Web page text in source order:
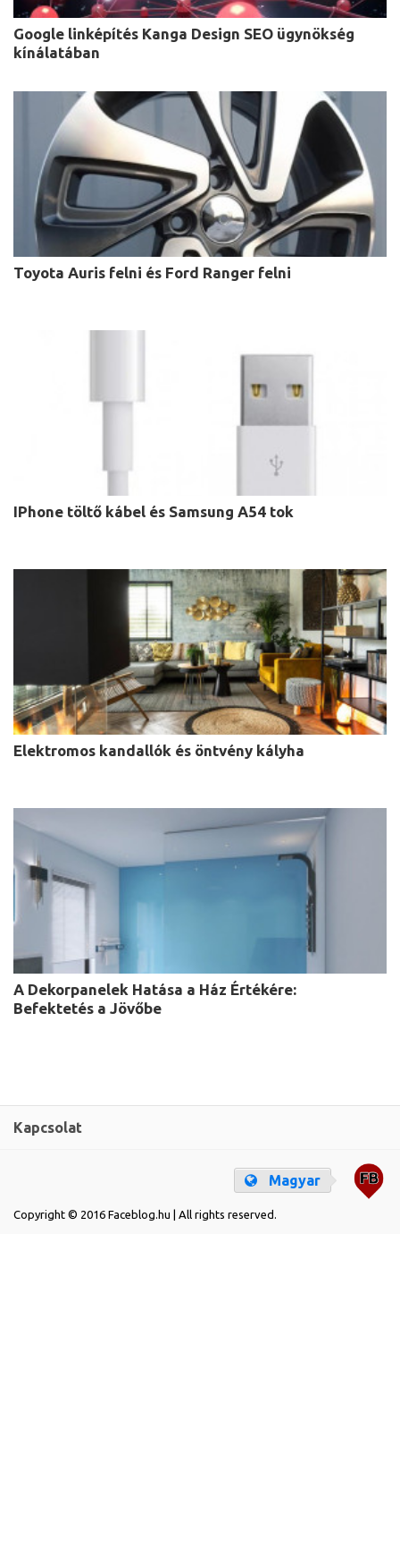
Google linképítés Kanga Design SEO ügynökség
kínálatában
Toyota Auris felni és Ford Ranger felni
IPhone töltő kábel és Samsung A54 tok
Elektromos kandallók és öntvény kályha
A Dekorpanelek Hatása a Ház Értékére:
Befektetés a Jövőbe
Kapcsolat
Magyar
Copyright © 2016 Faceblog.hu | All rights reserved.